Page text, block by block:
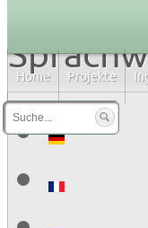
Home Projekte